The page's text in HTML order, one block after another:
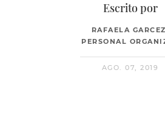
Escrito por
RAFAELA
PERSONAL
AGO. 07, 2019